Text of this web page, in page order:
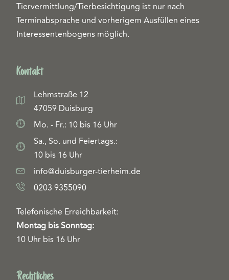
Tiervermittlung/Tierbesichtigung ist nur nach
Terminabsprache und vorherigem Ausfüllen eines
Interessentenbogens möglich.
Kontakt
Lehmstraße 12
47059 Duisburg
Mo. - Fr.: 10 bis 16 Uhr
Sa., So. und Feiertags.:
10 bis 16 Uhr
info@duisburger-tierheim.de
0203 9355090
Telefonische Erreichbarkeit:
Montag bis Sonntag:
10 Uhr bis 16 Uhr
Rechtliches